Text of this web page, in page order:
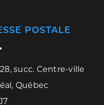
POSTALE
succ. Centre-ville
Québec